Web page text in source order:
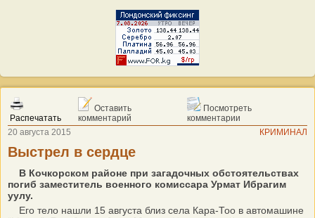
Распечатать
Оставить
комментарий
Посмотреть
комментарии
20 августа 2015
КРИМИНАЛ
Выстрел в сердце
В Кочкорском районе при загадочных обстоятельствах
погиб заместитель военного комиссара Урмат Ибрагим
уулу.
Его тело нашли 15 августа близ села Кара-Тоо в автомашине